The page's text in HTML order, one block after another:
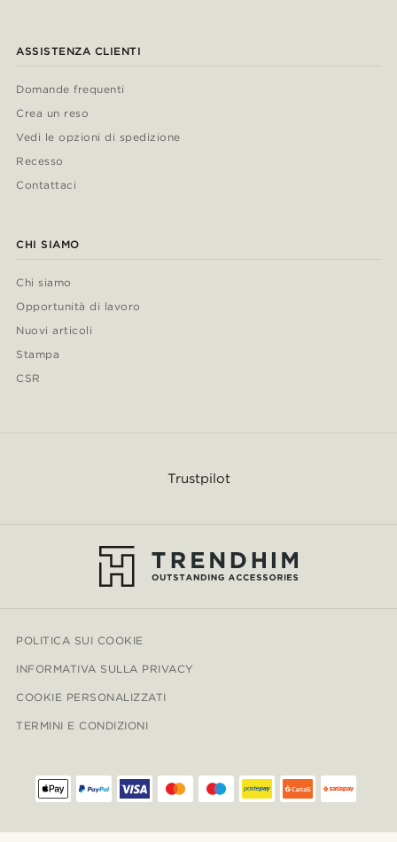
ASSISTENZA CLIENTI
Domande frequenti
Crea un reso
Vedi le opzioni di spedizione
Recesso
Contattaci
CHI SIAMO
Chi siamo
Opportunità di lavoro
Nuovi articoli
Stampa
CSR
Trustpilot
POLITICA SUI COOKIE
INFORMATIVA SULLA PRIVACY
COOKIE PERSONALIZZATI
TERMINI E CONDIZIONI